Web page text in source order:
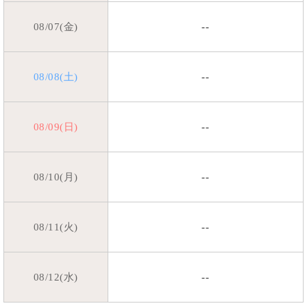
08/07(金) --
08/08(土) --
08/09(日) --
08/10(月) --
08/11(火) --
08/12(水) --